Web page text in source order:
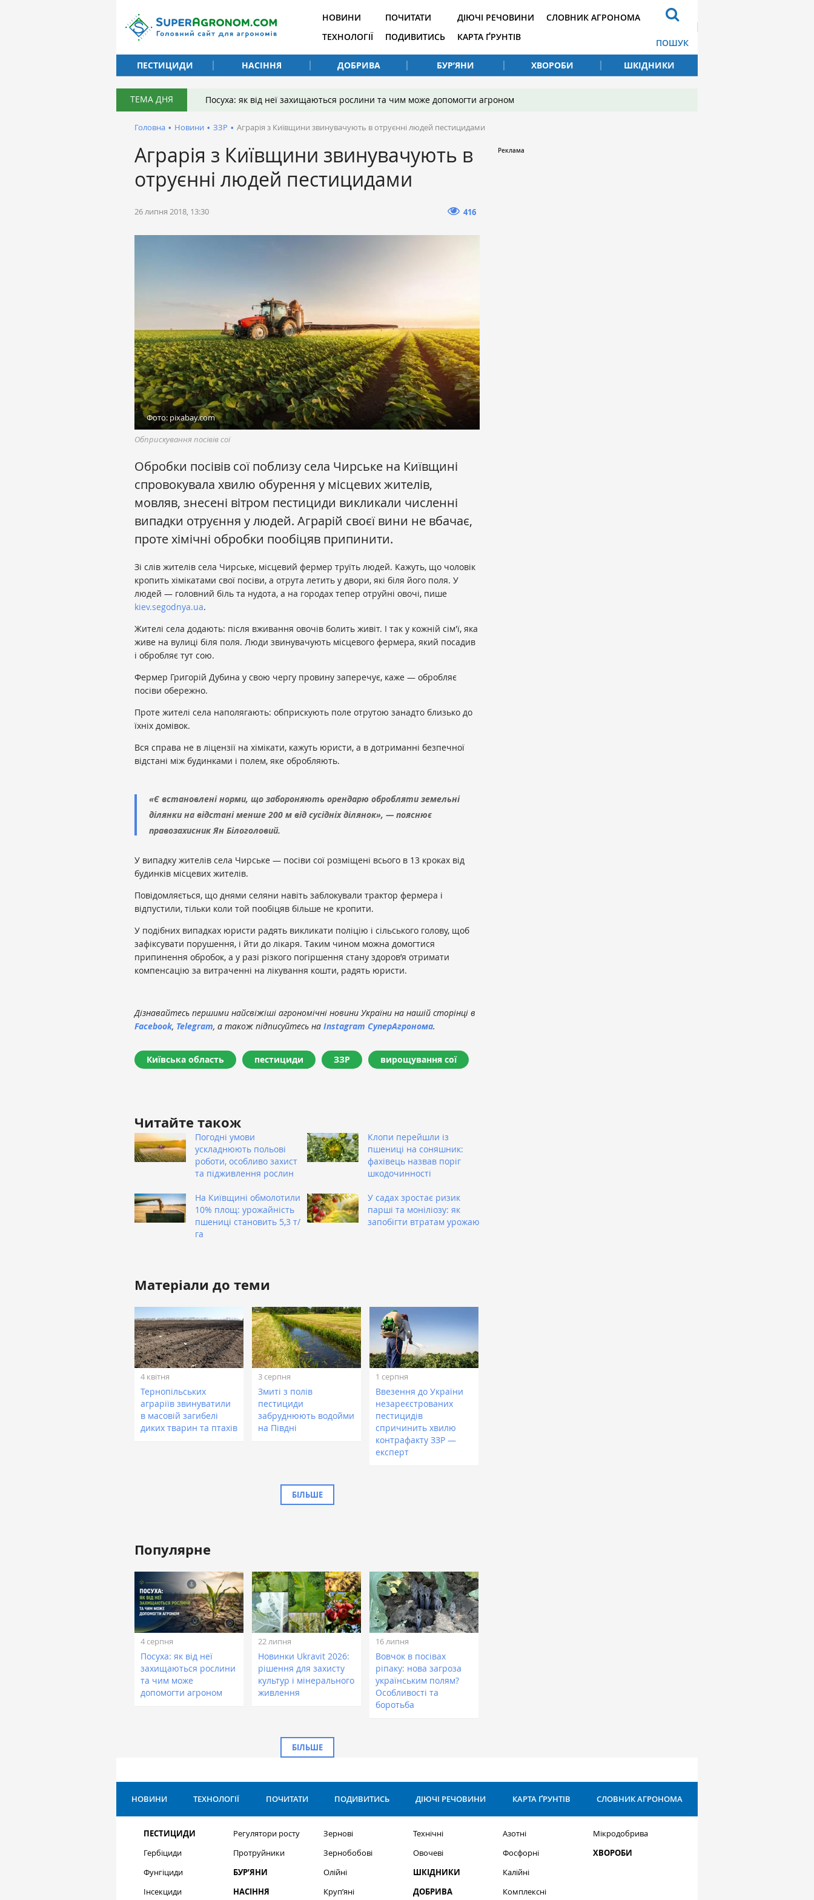
НОВИНИ
ТЕХНОЛОГІЇ
ПОЧИТАТИ
ПОДИВИТИСЬ
ДІЮЧІ РЕЧОВИНИ
КАРТА ҐРУНТІВ
СЛОВНИК АГРОНОМА
ПОШУК
ПЕСТИЦИДИ
НАСІННЯ ДОБРИВА БУР’ЯНИ ХВОРОБИ ШКІДНИКИ
ТЕМА ДНЯ Посуха: як від неї захищаються рослини та чим може допомогти агроном
Головна • Новини • ЗЗР • Аграрія з Київщини звинувачують в отруєнні людей пестицидами
Аграрія з Київщини звинувачують в
отруєнні людей пестицидами
26 липня 2018, 13:30 416
Фото: pixabay.com
Обприскування посівів сої
Обробки посівів сої поблизу села Чирське на Київщині
спровокувала хвилю обурення у місцевих жителів,
мовляв, знесені вітром пестициди викликали численні
випадки отруєння у людей. Аграрій своєї вини не вбачає,
проте хімічні обробки пообіцяв припинити.
Зі слів жителів села Чирське, місцевий фермер труїть людей. Кажуть, що чоловік
кропить хімікатами свої посіви, а отрута летить у двори, які біля його поля. У
людей — головний біль та нудота, а на городах тепер отруйні овочі, пише
kiev.segodnya.ua.
Жителі села додають: після вживання овочів болить живіт. І так у кожній сім'ї, яка
живе на вулиці біля поля. Люди звинувачують місцевого фермера, який посадив
і обробляє тут сою.
Фермер Григорій Дубина у свою чергу провину заперечує, каже — обробляє
посіви обережно.
Проте жителі села наполягають: обприскують поле отрутою занадто близько до
їхніх домівок.
Вся справа не в ліцензії на хімікати, кажуть юристи, а в дотриманні безпечної
відстані між будинками і полем, яке обробляють.
«Є встановлені норми, що забороняють орендарю обробляти земельні
ділянки на відстані менше 200 м від сусідніх ділянок», — пояснює
правозахисник Ян Білоголовий.
У випадку жителів села Чирське — посіви сої розміщені всього в 13 кроках від
будинків місцевих жителів.
Повідомляється, що днями селяни навіть заблокували трактор фермера і
відпустили, тільки коли той пообіцяв більше не кропити.
У подібних випадках юристи радять викликати поліцію і сільського голову, щоб
зафіксувати порушення, і йти до лікаря. Таким чином можна домогтися
припинення обробок, а у разі різкого погіршення стану здоров’я отримати
компенсацію за витраченні на лікування кошти, радять юристи.
Дізнавайтесь першими найсвіжіші агрономічні новини України на нашій сторінці в
Facebook, Telegram, а також підписуйтесь на Instagram СуперАгронома.
Київська область пестициди ЗЗР вирощування сої
Читайте також
Погодні умови
ускладнюють польові
роботи, особливо захист
та підживлення рослин
Клопи перейшли із
пшениці на соняшник:
фахівець назвав поріг
шкодочинності
На Київщині обмолотили
10% площ: урожайність
пшениці становить 5,3 т/
га
У садах зростає ризик
парші та моніліозу: як
запобігти втратам урожаю
Матеріали до теми
4 квітня
Тернопільських
аграріїв звинуватили
в масовій загибелі
диких тварин та птахів
3 серпня
Змиті з полів
пестициди
забруднюють водойми
на Півдні
1 серпня
Ввезення до України
незареєстрованих
пестицидів
спричинить хвилю
контрафакту ЗЗР —
експерт
БІЛЬШЕ
Популярне
4 серпня
Посуха: як від неї
захищаються рослини
та чим може
допомогти агроном
22 липня
Новинки Ukravit 2026:
рішення для захисту
культур і мінерального
живлення
16 липня
Вовчок в посівах
ріпаку: нова загроза
українським полям?
Особливості та
боротьба
БІЛЬШЕ
НОВИНИ ТЕХНОЛОГІЇ ПОЧИТАТИ ПОДИВИТИСЬ ДІЮЧІ РЕЧОВИНИ КАРТА ҐРУНТІВ СЛОВНИК АГРОНОМА
ПЕСТИЦИДИ
Гербіциди
Фунгіциди
Інсекциди
Регулятори росту
Протруйники
БУР’ЯНИ
НАСІННЯ
Зернові
Зернобобові
Олійні
Круп’яні
Технічні
Овочеві
ШКІДНИКИ
ДОБРИВА
Азотні
Фосфорні
Калійні
Комплексні
Мікродобрива
ХВОРОБИ